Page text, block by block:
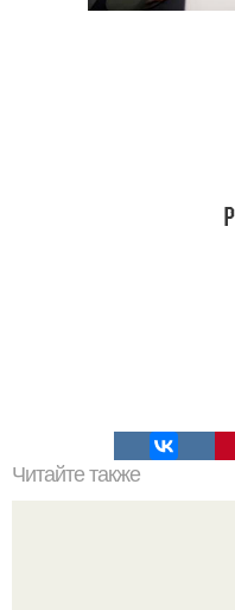
Читайте также